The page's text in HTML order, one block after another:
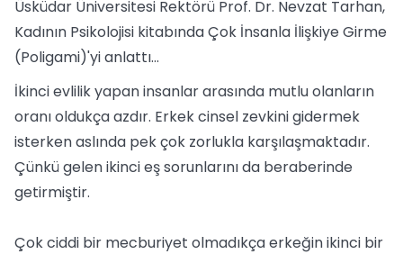
Üsküdar Üniversitesi Rektörü Prof. Dr. Nevzat Tarhan,
Kadının Psikolojisi kitabında Çok İnsanla İlişkiye Girme
(Poligami)'yi anlattı...
İkinci evlilik yapan insanlar arasında mutlu olanların
oranı oldukça azdır. Erkek cinsel zevkini gidermek
isterken aslında pek çok zorlukla karşılaşmaktadır.
Çünkü gelen ikinci eş sorunlarını da beraberinde
getirmiştir.
Çok ciddi bir mecburiyet olmadıkça erkeğin ikinci bir